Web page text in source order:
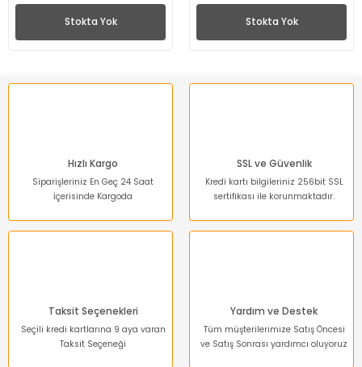
Stokta Yok Stokta Yok
Hızlı Kargo
Siparişleriniz En Geç 24 Saat
İçerisinde Kargoda
SSL ve Güvenlik
Kredi kartı bilgileriniz 256bit SSL
sertifikası ile korunmaktadır.
Taksit Seçenekleri
Seçili kredi kartlarına 9 aya varan
Taksit Seçeneği
Yardım ve Destek
Tüm müşterilerimize Satış Öncesi
ve Satış Sonrası yardımcı oluyoruz